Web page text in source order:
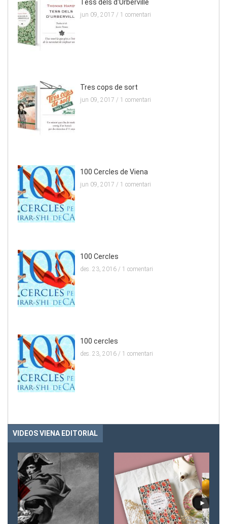
Tess dels d'Urberville
jun 09, 2017 / 1 comentari
Tres cops de sort
jun 09, 2017 / 1 comentari
100 Cercles de Viena
jun 09, 2017 / 1 comentari
100 Cercles
des. 23, 2016 / 1 comentari
100 cercles
des. 23, 2016 / 1 comentari
VIDEOS VIENA EDITORIAL